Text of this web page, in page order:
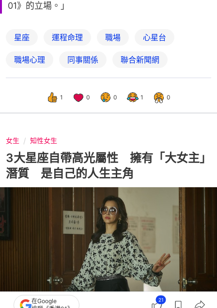
01》的立場。」
星座 運程命理 職場 心星台
職場心理 同事關係 聯合新聞網
1 0 0 1 0
女生 知性女生
3大星座自帶高光屬性 擁有「大女主」
潛質 是自己的人生主角
在Google
21